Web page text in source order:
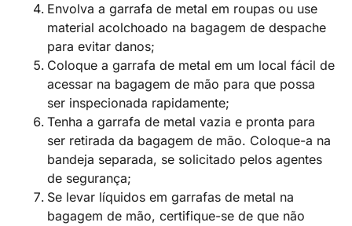
Envolva a garrafa de metal em roupas ou use
material acolchoado na bagagem de despache
para evitar danos;
Coloque a garrafa de metal em um local fácil de
acessar na bagagem de mão para que possa
ser inspecionada rapidamente;
Tenha a garrafa de metal vazia e pronta para
ser retirada da bagagem de mão. Coloque-a na
bandeja separada, se solicitado pelos agentes
de segurança;
Se levar líquidos em garrafas de metal na
bagagem de mão, certifique-se de que não